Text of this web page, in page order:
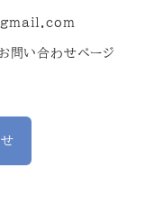
問い合わせページ